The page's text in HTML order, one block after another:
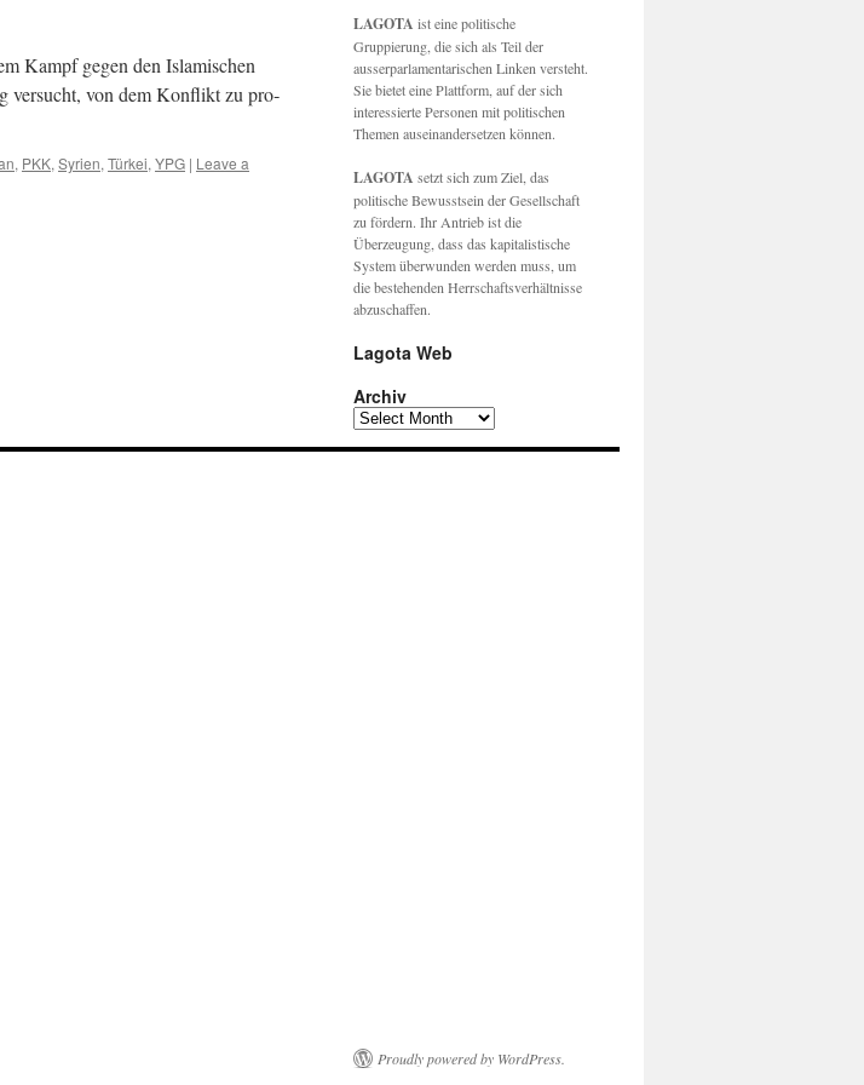
Kampf gegen den Islamischen
versucht, von dem Konflikt zu pro­
, PKK, Syrien, Türkei, YPG | Leave a
LAGOTA ist eine politische
Gruppierung, die sich als Teil der
ausserparlamentarischen Linken versteht.
Sie bietet eine Plattform, auf der sich
interessierte Personen mit politischen
Themen auseinandersetzen können.
LAGOTA setzt sich zum Ziel, das
politische Bewusstsein der Gesellschaft
zu fördern. Ihr Antrieb ist die
Überzeugung, dass das kapitalistische
System überwunden werden muss, um
die bestehenden Herrschaftsverhältnisse
abzuschaffen.
Lagota Web
Archiv
Archiv
Proudly powered by WordPress.